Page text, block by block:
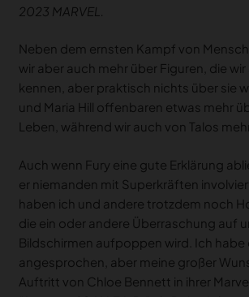
2023 MARVEL.
Neben dem ernsten Kampf von Mensch
wir aber auch mehr über Figuren, die
kennen, aber praktisch nichts über sie
und Maria Hill offenbaren etwas mehr
Leben, während wir auch von Talos
Auch wenn Fury eine gute Erklärung
er niemanden mit Superkräften
haben ich und andere trotzdem noch
die ein oder andere Überraschung auf
Bildschirmen aufpoppen wird. Ich habe
angesprochen, aber meine großer
Auftritt von Chloe Bennett in ihrer